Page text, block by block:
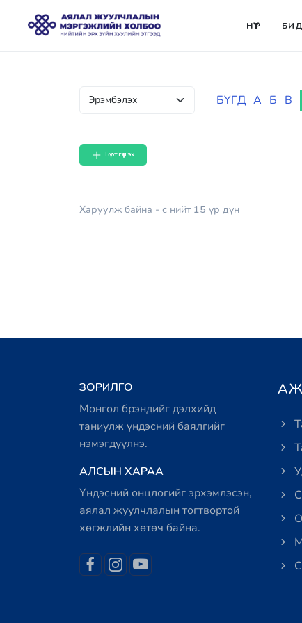
НҮҮР
БҮГД А Б В
Бүртгүүлэх
Харуулж байна - с нийт 15 үр дүн
ЗОРИЛГО
Монгол брэндийг дэлхийд
таниулж үндэсний баялгийг
нэмэгдүүлнэ.
АЛСЫН ХАРАА
Үндэсний онцлогийг эрхэмлэсэн,
аялал жуулчлалын тогтвортой
хөгжлийн хөтөч байна.